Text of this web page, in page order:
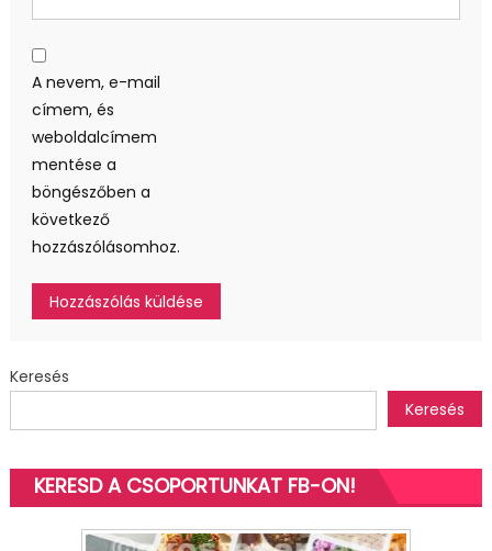
A nevem, e-mail
címem, és
weboldalcímem
mentése a
böngészőben a
következő
hozzászólásomhoz.
Keresés
Keresés
KERESD A CSOPORTUNKAT FB-ON!